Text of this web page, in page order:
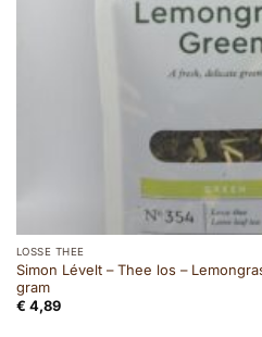
LOSSE THEE
Simon Lévelt – Thee los –
gram
€ 4,89